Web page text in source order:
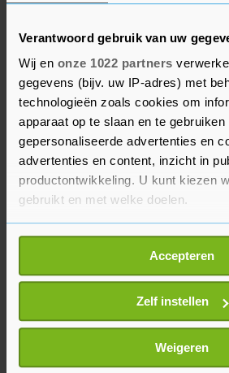
Verantwoord gebruik van uw
Wij en onze 1022 partners
gegevens (bijv. uw IP-adres) met
technologieën zoals cookies om
apparaat op te slaan en te
gepersonaliseerde advertenties en
advertenties en content, inzicht in
productontwikkeling. U kunt kiezen
gebruikt en met welke doelen.
Als u het toestaat, willen we ook
Informatie verzamelen over
locatie, die tot een paar meter
Uw apparaat identificeren
scannen op specifieke
Lees meer over hoe uw persoonlijke
verwerkt en stel uw voorkeuren in het
Accepteren
Zelf instellen
Weigeren
De laatste maanden zijn er
drugsvangsten gedaan in de
Vlissingen. Zo werd eind april
van 4500 kilo cocaïne ontdekt
werden er in december vorig
honderden kilo’s cocaïne
De politie vraagt mensen om te
Contact opnemen kan via
nummer 079 - 3458999 van het
inlichtingen.